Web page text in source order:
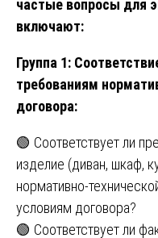
частые вопросы для
включают:
Группа 1:
требованиям
договора:
🟢 Соответствует ли
изделие (диван, шкаф,
нормативно-
условиям договора?
🟢 Соответствует ли